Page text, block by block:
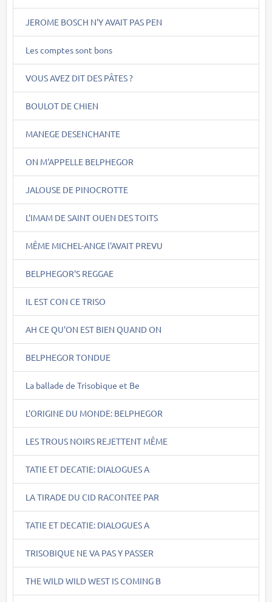
JEROME BOSCH N'Y AVAIT PAS PEN
Les comptes sont bons
VOUS AVEZ DIT DES PÂTES ?
BOULOT DE CHIEN
MANEGE DESENCHANTE
ON M'APPELLE BELPHEGOR
JALOUSE DE PINOCROTTE
L'IMAM DE SAINT OUEN DES TOITS
MÊME MICHEL-ANGE l'AVAIT PREVU
BELPHEGOR'S REGGAE
IL EST CON CE TRISO
AH CE QU'ON EST BIEN QUAND ON
BELPHEGOR TONDUE
La ballade de Trisobique et Be
L'ORIGINE DU MONDE: BELPHEGOR
LES TROUS NOIRS REJETTENT MÊME
TATIE ET DECATIE: DIALOGUES A
LA TIRADE DU CID RACONTEE PAR
TATIE ET DECATIE: DIALOGUES A
TRISOBIQUE NE VA PAS Y PASSER
THE WILD WILD WEST IS COMING B